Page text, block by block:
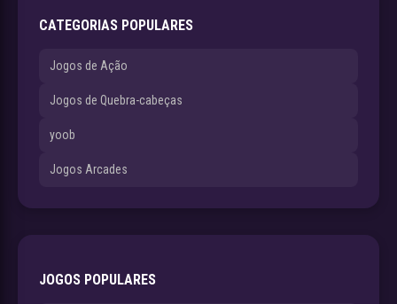
CATEGORIAS POPULARES
Jogos de Ação
Jogos de Quebra-cabeças
yoob
Jogos Arcades
JOGOS POPULARES